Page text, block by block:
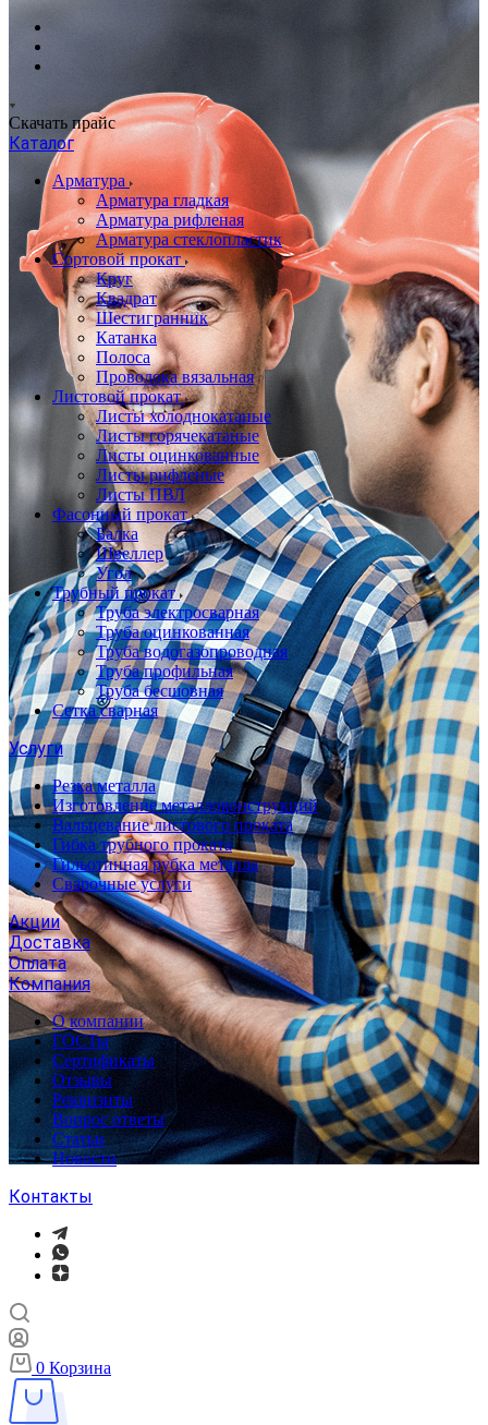
Скачать прайс
Каталог
Арматура
Арматура гладкая
Арматура рифленая
Арматура стеклопластик
Сортовой прокат
Круг
Квадрат
Шестигранник
Катанка
Полоса
Проволока вязальная
Листовой прокат
Листы холоднокатаные
Листы горячекатаные
Листы оцинкованные
Листы рифленые
Листы ПВЛ
Фасонный прокат
Балка
Швеллер
Угол
Трубный прокат
Труба электросварная
Труба оцинкованная
Труба водогазопроводная
Труба профильная
Труба бесшовная
Сетка сварная
Услуги
Резка металла
Изготовление металлоконструкций
Вальцевание листового проката
Гибка трубного проката
Гильотинная рубка металла
Сварочные услуги
Акции
Доставка
Оплата
Компания
О компании
ГОСТы
Сертификаты
Отзывы
Реквизиты
Вопрос ответы
Статьи
Новости
Контакты
0 Корзина